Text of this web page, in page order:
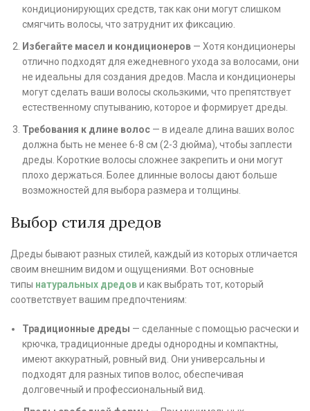
кондиционирующих средств, так как они могут слишком
смягчить волосы, что затруднит их фиксацию.
Избегайте масел и кондиционеров — Хотя кондиционеры
отлично подходят для ежедневного ухода за волосами, они
не идеальны для создания дредов. Масла и кондиционеры
могут сделать ваши волосы скользкими, что препятствует
естественному спутыванию, которое и формирует дреды.
Требования к длине волос — в идеале длина ваших волос
должна быть не менее 6-8 см (2-3 дюйма), чтобы заплести
дреды. Короткие волосы сложнее закрепить и они могут
плохо держаться. Более длинные волосы дают больше
возможностей для выбора размера и толщины.
Выбор стиля дредов
Дреды бывают разных стилей, каждый из которых отличается
своим внешним видом и ощущениями. Вот основные
типы натуральных дредови как выбрать тот, который
соответствует вашим предпочтениям:
Традиционные дреды — сделанные с помощью расчески и
крючка, традиционные дреды однородны и компактны,
имеют аккуратный, ровный вид. Они универсальны и
подходят для разных типов волос, обеспечивая
долговечный и профессиональный вид.